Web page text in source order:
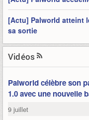
[Actu] Palworld atteint
sa sortie
Vidéos
Palworld célèbre son
1.0 avec une nouvelle
9 juillet